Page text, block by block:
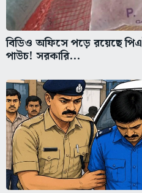
বিডিও অফিসে পড়ে রয়েছে
পাউচ! সরকারি...